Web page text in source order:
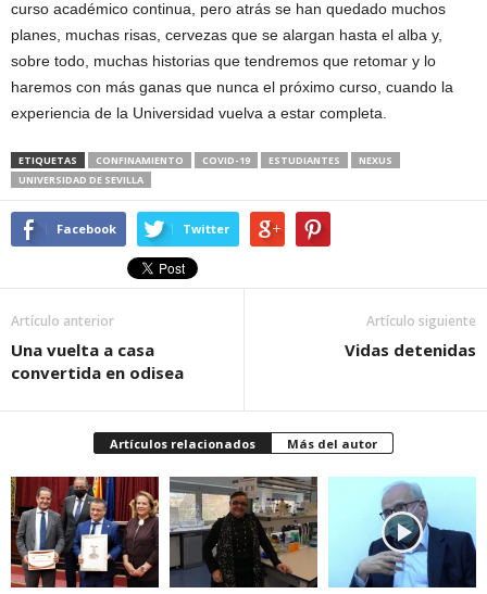
curso académico continua, pero atrás se han quedado muchos
planes, muchas risas, cervezas que se alargan hasta el alba y,
sobre todo, muchas historias que tendremos que retomar y lo
haremos con más ganas que nunca el próximo curso, cuando la
experiencia de la Universidad vuelva a estar completa.
ETIQUETAS CONFINAMIENTO COVID-19 ESTUDIANTES
NEXUS
UNIVERSIDAD DE SEVILLA
Facebook Twitter
Artículo anterior
Una vuelta a casa
convertida en odisea
Artículo siguiente
Vidas detenidas
Artículos relacionados Más del autor